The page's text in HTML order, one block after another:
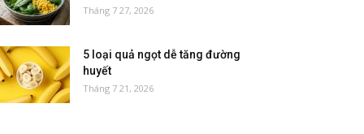
Tháng 7 27, 2026
5 loại quả ngọt dễ tăng đường
huyết
Tháng 7 21, 2026